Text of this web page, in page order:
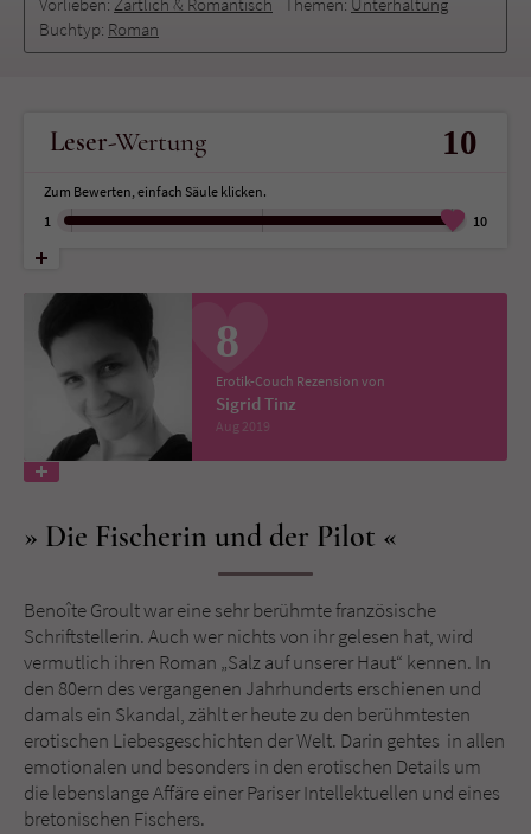
Buchtyp: Roman
Leser-Wertung 10
Zum Bewerten, einfach Säule klicken.
1
10
8
Erotik-Couch Rezension von
Sigrid Tinz
Aug 2019
Die Fischerin und der Pilot
Benoîte Groult war eine sehr berühmte französische
Schriftstellerin. Auch wer nichts von ihr gelesen hat, wird
vermutlich ihren Roman „Salz auf unserer Haut“ kennen. In
den 80ern des vergangenen Jahrhunderts erschienen und
damals ein Skandal, zählt er heute zu den berühmtesten
erotischen Liebesgeschichten der Welt. Darin gehtes in allen
emotionalen und besonders in den erotischen Details um
die lebenslange Affäre einer Pariser Intellektuellen und eines
bretonischen Fischers.
Name tx_pwcomments_ahash
1 Jahr
Zweck Cookie für Kommentare einzelner Buchtitel
Name fe_typo_user
Anbieter Literatur-Couch Medien GmbH & Co. KG
Laufzeit
Dieses Cookie gewährleistet die
Sicherheitscode des Kontaktformulars zu